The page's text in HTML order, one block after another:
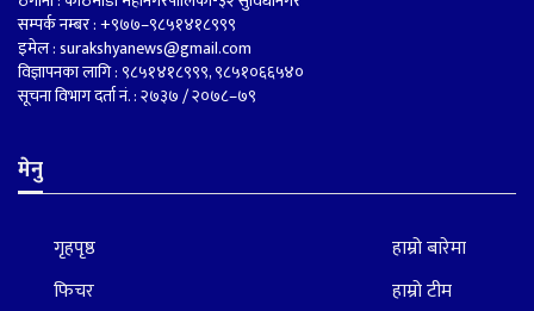
सम्पर्क नम्बर : +९७७–९८५१४१८९९९
इमेल :surakshyanews@gmail.com
विज्ञापनका लागि : ९८५१४१८९९९, ९८५१०६६५४०
सूचना विभाग दर्ता नं. : २७३७ / २०७८–७९
मेनु
गृहपृष्ठ
फिचर
हाम्रो बारेमा
हाम्रो टीम